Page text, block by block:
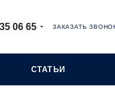
06 65 ЗАКАЗАТЬ
СТАТЬИ